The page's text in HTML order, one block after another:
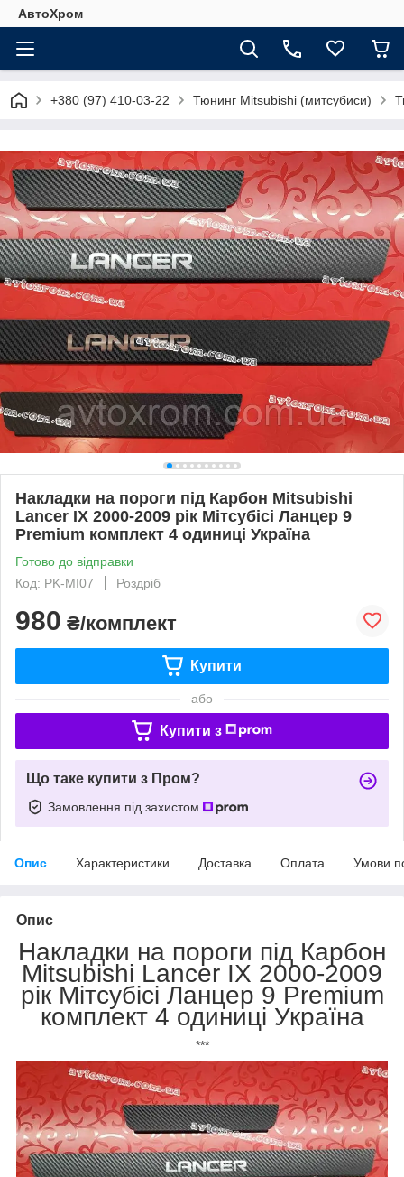
АвтоХром
+380 (97) 410-03-22 Тюнинг Mitsubishi (митсубиси)
Накладки на пороги під Карбон Mitsubishi
Lancer IX 2000-2009 рік Мітсубісі Ланцер 9
Premium комплект 4 одиниці Україна
Готово до відправки
Код: PK-MI07
Роздріб
980 ₴/комплект
Купити
або
Купити з
Що таке купити з Пром?
Замовлення під захистом
Опис Характеристики Доставка Оплата Умови
Опис
Накладки на пороги під Карбон
Mitsubishi Lancer IX 2000-2009
рік Мітсубісі Ланцер 9 Premium
комплект 4 одиниці Україна
***